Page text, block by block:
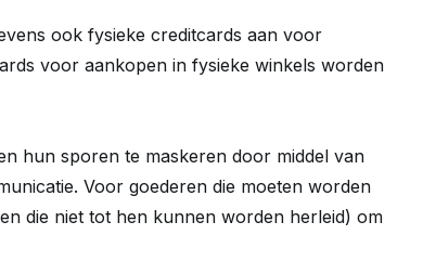
ook fysieke creditcards aan voor
voor aankopen in fysieke winkels worden
hun sporen te maskeren door middel van
Voor goederen die moeten worden
die niet tot hen kunnen worden herleid) om